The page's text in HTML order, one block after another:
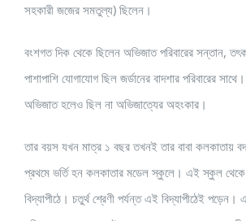
সহকারী জজের সমতুল্য) ছিলেন।
বংশগত দিক থেকে ছিলেন অভিজাত পরিবারের সন্তান,
পাশাপাশি যোগাযোগ ছিল জর্ডানের বাদশার পরিবারের
অভিজাত হলেও ছিল না অভিজাত্যের অহংকার।
তার বয়স যখন মাত্র ১ বছর তখনই তার বাবা কলকাতায়
প্রথমে ভর্তি হন কলকাতার মডেল স্কুলে। এই স্কুল থেকে
বিদ্যাপীঠে। চতুর্থ শ্রেণী পর্যন্ত এই বিদ্যাপীঠেই